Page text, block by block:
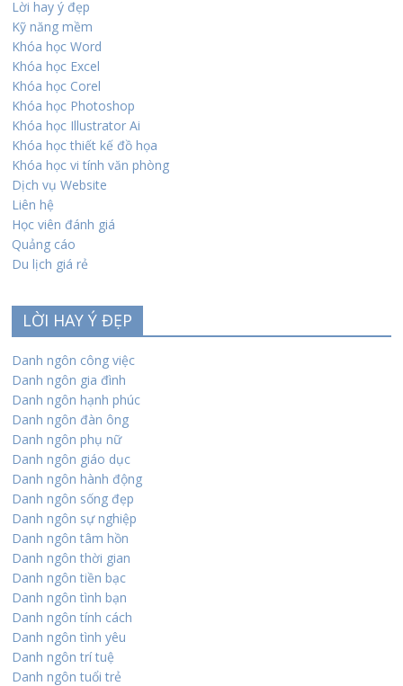
Lời hay ý đẹp
Kỹ năng mềm
Khóa học Word
Khóa học Excel
Khóa học Corel
Khóa học Photoshop
Khóa học Illustrator Ai
Khóa học thiết kế đồ họa
Khóa học vi tính văn phòng
Dịch vụ Website
Liên hệ
Học viên đánh giá
Quảng cáo
Du lịch giá rẻ
LỜI HAY Ý ĐẸP
Danh ngôn công việc
Danh ngôn gia đình
Danh ngôn hạnh phúc
Danh ngôn đàn ông
Danh ngôn phụ nữ
Danh ngôn giáo dục
Danh ngôn hành động
Danh ngôn sống đẹp
Danh ngôn sự nghiệp
Danh ngôn tâm hồn
Danh ngôn thời gian
Danh ngôn tiền bạc
Danh ngôn tình bạn
Danh ngôn tính cách
Danh ngôn tình yêu
Danh ngôn trí tuệ
Danh ngôn tuổi trẻ